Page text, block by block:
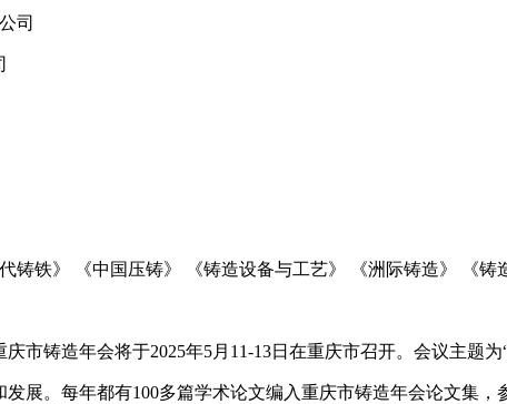
司
铸铁》 《中国压铸》 《铸造设备与工艺》 《洲际铸造》 《铸
市铸造年会将于2025年5月11-13日在重庆市召开。会议主题为
展。每年都有100多篇学术论文编入重庆市铸造年会论文集